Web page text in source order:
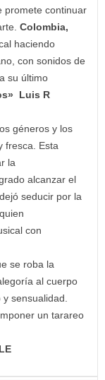
promete continuar
Colombia,
haciendo
con sonidos de
su último
Luis R
géneros y los
fresca. Esta
la
alcanzar el
seducir por la
quien
con
se roba la
al cuerpo
sensualidad.
un tarareo